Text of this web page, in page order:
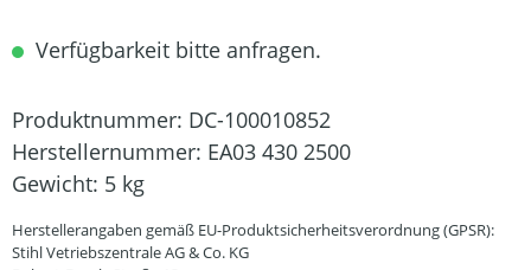
Verfügbarkeit bitte anfragen.
Produktnummer: DC-100010852
Herstellernummer: EA03 430 2500
Gewicht: 5 kg
Herstellerangaben gemäß EU-Produktsicherheitsverordnung (GPSR):
Stihl Vetriebszentrale AG & Co. KG